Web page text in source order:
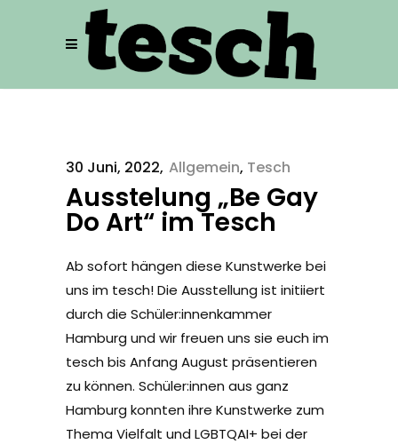
30 Juni, 2022 Allgemein, Tesch
Ausstelung „Be Gay
Do Art“ im Tesch
Ab sofort hängen diese Kunstwerke bei
uns im tesch! Die Ausstellung ist initiiert
durch die Schüler:innenkammer
Hamburg und wir freuen uns sie euch im
tesch bis Anfang August präsentieren
zu können. Schüler:innen aus ganz
Hamburg konnten ihre Kunstwerke zum
Thema Vielfalt und LGBTQAI+ bei der